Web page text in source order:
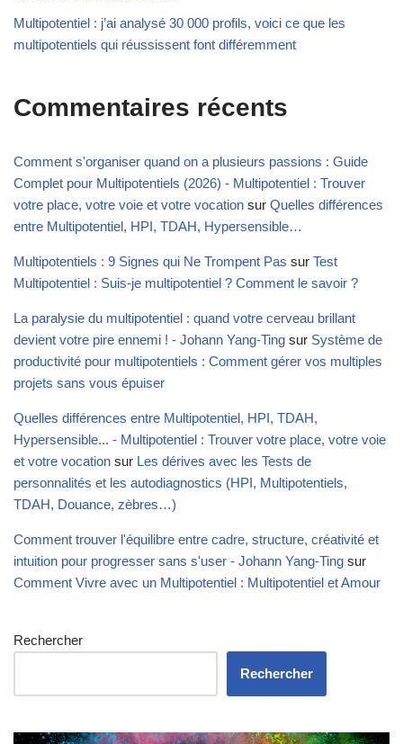
Multipotentiel : j’ai analysé 30 000 profils, voici ce que les
multipotentiels qui réussissent font différemment
Commentaires récents
Comment s'organiser quand on a plusieurs passions : Guide
Complet pour Multipotentiels (2026) - Multipotentiel : Trouver
votre place, votre voie et votre vocation sur Quelles différences
entre Multipotentiel, HPI, TDAH, Hypersensible…
Multipotentiels : 9 Signes qui Ne Trompent Pas sur Test
Multipotentiel : Suis-je multipotentiel ? Comment le savoir ?
La paralysie du multipotentiel : quand votre cerveau brillant
devient votre pire ennemi ! - Johann Yang-Ting sur Système de
productivité pour multipotentiels : Comment gérer vos multiples
projets sans vous épuiser
Quelles différences entre Multipotentiel, HPI, TDAH,
Hypersensible... - Multipotentiel : Trouver votre place, votre voie
et votre vocation sur Les dérives avec les Tests de
personnalités et les autodiagnostics (HPI, Multipotentiels,
TDAH, Douance, zèbres…)
Comment trouver l'équilibre entre cadre, structure, créativité et
intuition pour progresser sans s'user - Johann Yang-Ting sur
Comment Vivre avec un Multipotentiel : Multipotentiel et Amour
Rechercher
Rechercher